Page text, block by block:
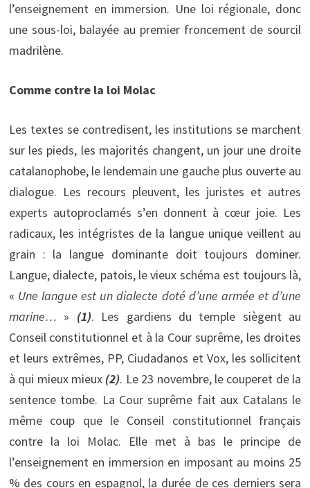
l’enseignement en immersion. Une loi régionale, donc
une sous-loi, balayée au premier froncement de sourcil
madrilène.
Comme contre la loi Molac
Les textes se contredisent, les institutions se marchent
sur les pieds, les majorités changent, un jour une droite
catalanophobe, le lendemain une gauche plus ouverte au
dialogue. Les recours pleuvent, les juristes et autres
experts autoproclamés s’en donnent à cœur joie. Les
radicaux, les intégristes de la langue unique veillent au
grain : la langue dominante doit toujours dominer.
Langue, dialecte, patois, le vieux schéma est toujours là,
« Une langue est un dialecte doté d’une armée et d’une
marine… » (1). Les gardiens du temple siègent au
Conseil constitutionnel et à la Cour suprême, les droites
et leurs extrêmes, PP, Ciudadanos et Vox, les sollicitent
à qui mieux mieux (2). Le 23 novembre, le couperet de la
sentence tombe. La Cour suprême fait aux Catalans le
même coup que le Conseil constitutionnel français
contre la loi Molac. Elle met à bas le principe de
l’enseignement en immersion en imposant au moins 25
% des cours en espagnol, la durée de ces derniers sera